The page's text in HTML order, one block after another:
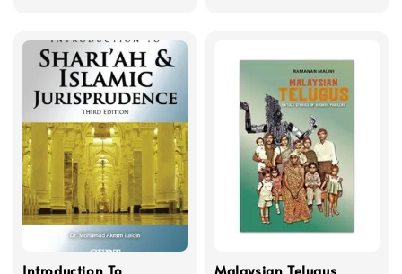
Introduction To
Malaysian Telugus